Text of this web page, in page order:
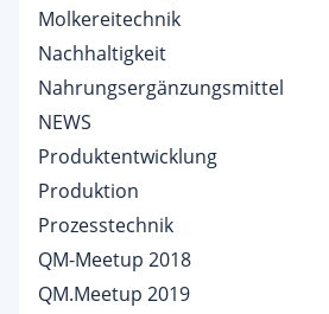
Molkereitechnik
Nachhaltigkeit
Nahrungsergänzungsmittel
NEWS
Produktentwicklung
Produktion
Prozesstechnik
QM-Meetup 2018
QM.Meetup 2019